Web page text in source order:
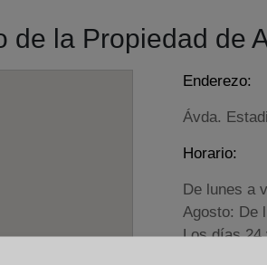
de la Propiedad de
Enderezo:
Ávda.
Horario:
De lunes a
Agosto: De
Los días 24